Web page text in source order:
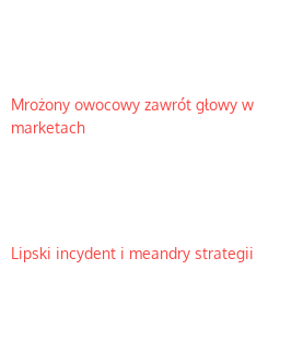
Mrożony owocowy zawrót głowy w
marketach
Lipski incydent i meandry strategii